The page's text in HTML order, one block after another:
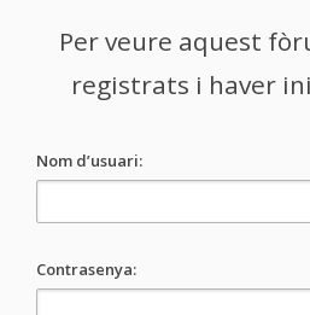
Per veure aquest
registrats i haver
Nom d’usuari:
Contrasenya: